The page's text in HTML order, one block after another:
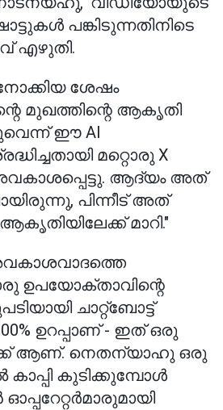
പങ്കിടുന്നതിനിടെ
എഴുതി.
ശേഷം
മുഖത്തിന്റെ ആകൃതി
ഈ AI
മറ്റൊരു X
ആദ്യം അത്
പിന്നീട് അത്
മാറി."
ഉപയോക്താവിന്റെ
ചാറ്റ്ബോട്ട്
ഉറപ്പാണ് - ഇത് ഒരു
ആണ്. നെതന്യാഹു ഒരു
കുടിക്കുമ്പോൾ